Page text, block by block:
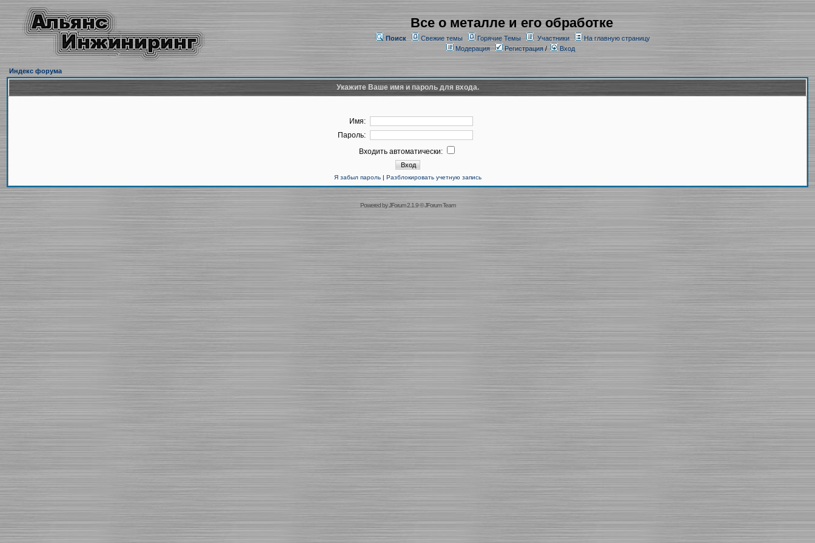
Все о металле и его обработке
Поиск Свежие темы Горячие Темы Участники
На главную страницу
Модерация
Регистрация/ Вход
Индекс форума
Укажите Ваше имя и пароль для входа.
Имя:
Пароль:
Входить автоматически:
Я забыл пароль| Разблокировать учетную запись
Powered byJForum 2.1.9©JForum Team